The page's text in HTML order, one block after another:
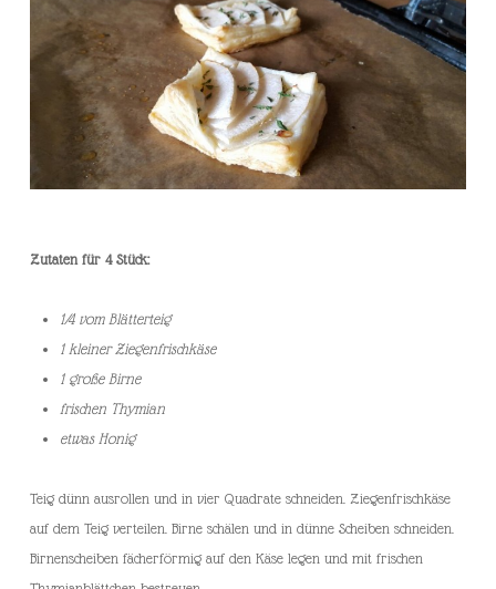
Zutaten für 4 Stück:
1/4 vom Blätterteig
1 kleiner Ziegenfrischkäse
1 große Birne
frischen Thymian
etwas Honig
Teig dünn ausrollen und in vier Quadrate schneiden. Ziegenfrischkäse
auf dem Teig verteilen. Birne schälen und in dünne Scheiben schneiden.
Birnenscheiben fächerförmig auf den Käse legen und mit frischen